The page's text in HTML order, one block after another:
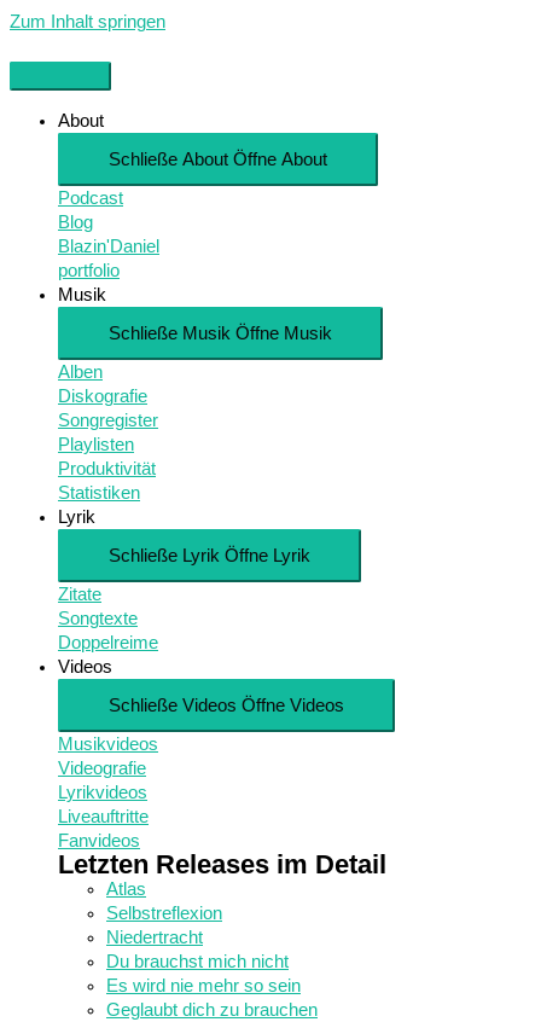
Zum Inhalt springen
About
Schließe About Öffne About
Podcast
Blog
Blazin'Daniel
portfolio
Musik
Schließe Musik Öffne Musik
Alben
Diskografie
Songregister
Playlisten
Produktivität
Statistiken
Lyrik
Schließe Lyrik Öffne Lyrik
Zitate
Songtexte
Doppelreime
Videos
Schließe Videos Öffne Videos
Musikvideos
Videografie
Lyrikvideos
Liveauftritte
Fanvideos
Letzten Releases im Detail
Atlas
Selbstreflexion
Niedertracht
Du brauchst mich nicht
Es wird nie mehr so sein
Geglaubt dich zu brauchen